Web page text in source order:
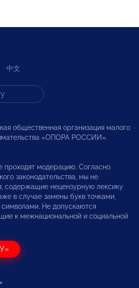
中文
общественная организация малого
«ОПОРА РОССИИ».
проходят модерацию. Согласно
законодательства, мы не
содержащие нецензурную лексику
в случае замены букв точками,
Не допускаются
к межнациональной и социальной